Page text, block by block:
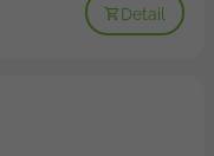
Detail